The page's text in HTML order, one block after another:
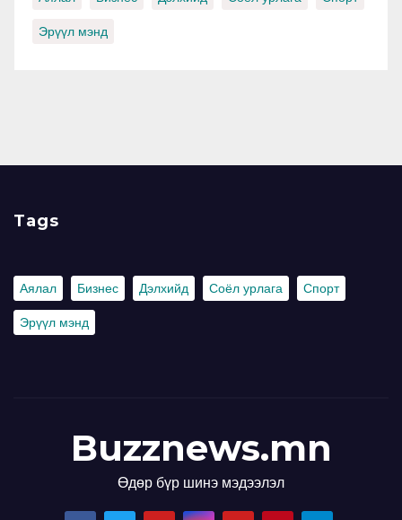
Эрүүл мэнд
Tags
Аялал Бизнес Дэлхийд Соёл урлага Спорт
Эрүүл мэнд
Buzznews.mn
Өдөр бүр шинэ мэдээлэл